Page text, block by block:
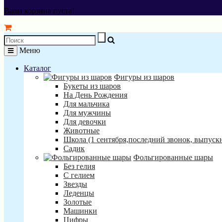
Ваша корзина пуста!
Меню
Каталог
Фигуры из шаров
Букеты из шаров
На День Рождения
Для мальчика
Для мужчины
Для девочки
Животные
Школа (1 сентября,последний звонок,
Садик
Фольгированные шары
Без гелия
С гелием
Звезды
Леденцы
Золотые
Машинки
Цифры